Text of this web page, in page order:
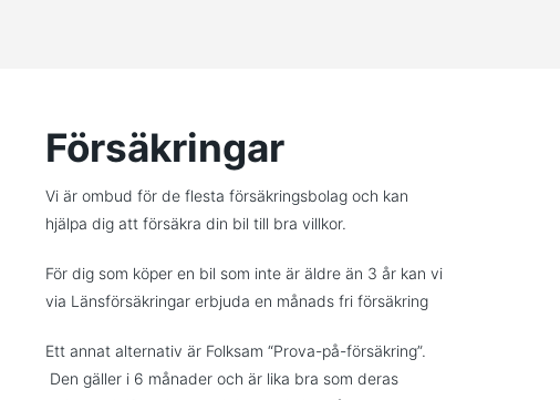
Försäkringar
Vi är ombud för de flesta försäkringsbolag och kan
hjälpa dig att försäkra din bil till bra villkor.
För dig som köper en bil som inte är äldre än 3 år kan vi
via Länsförsäkringar erbjuda en månads fri försäkring
Ett annat alternativ är Folksam “Prova-på-försäkring”.
Den gäller i 6 månader och är lika bra som deras